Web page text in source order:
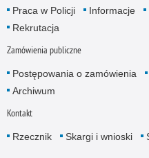
Praca w Policji Informacje
Rekrutacja
Zamówienia publiczne
Postępowania o zamówienia
Archiwum
Kontakt
Rzecznik Skargi i wnioski